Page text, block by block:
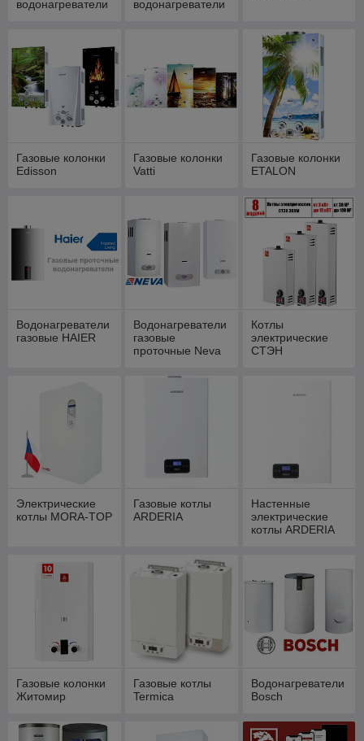
водонагреватели
водонагреватели
Газовые колонки
Edisson
Газовые колонки
Vatti
Газовые колонки
ETALON
Водонагреватели
газовые HAIER
Водонагреватели
газовые
проточные Neva
Котлы
электрические
СТЭН
Электрические
котлы MORA-TOP
Газовые котлы
ARDERIA
Настенные
электрические
котлы ARDERIA
Газовые колонки
Житомир
Газовые котлы
Termica
Водонагреватели
Bosch